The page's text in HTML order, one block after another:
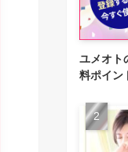
ユメオト
料ポイン